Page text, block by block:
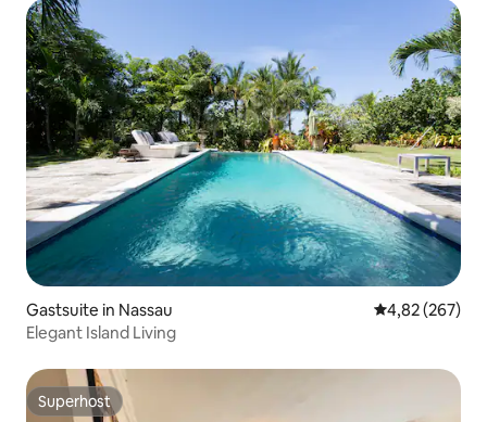
Gastsuite in Nassau Gemiddelde
4,82 (267)
Elegant Island Living
Superhost
Superhost